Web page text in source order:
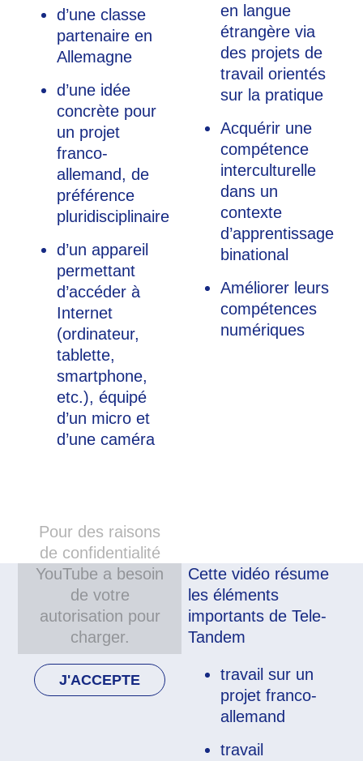
d’une classe
partenaire en
Allemagne
d’une idée
concrète pour
un projet
franco-
allemand, de
préférence
pluridisciplinaire
d’un appareil
permettant
d’accéder à
Internet
(ordinateur,
tablette,
smartphone,
etc.), équipé
d’un micro et
d’une caméra
en langue
étrangère via
des projets de
travail orientés
sur la pratique
Acquérir une
compétence
interculturelle
dans un
contexte
d’apprentissage
binational
Améliorer leurs
compétences
numériques
Pour des raisons
de confidentialité
YouTube a besoin
de votre
autorisation pour
charger.
J'ACCEPTE
Cette vidéo résume
les éléments
importants de Tele-
Tandem
travail sur un
projet franco-
allemand
travail